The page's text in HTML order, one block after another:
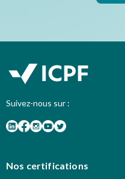
Suivez-nous sur :
Nos certifications